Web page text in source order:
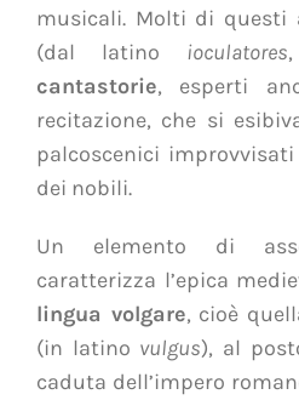
musicali. Molti di questi
(dal latino ioculatores
cantastorie, esperti
recitazione, che si
palcoscenici
dei nobili.
Un elemento di
caratterizza l’epica
lingua volgare, cioè
(in latino vulgus), al
caduta dell’impero